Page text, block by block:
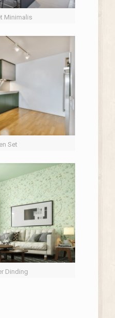
Minimalis
Set
Dinding